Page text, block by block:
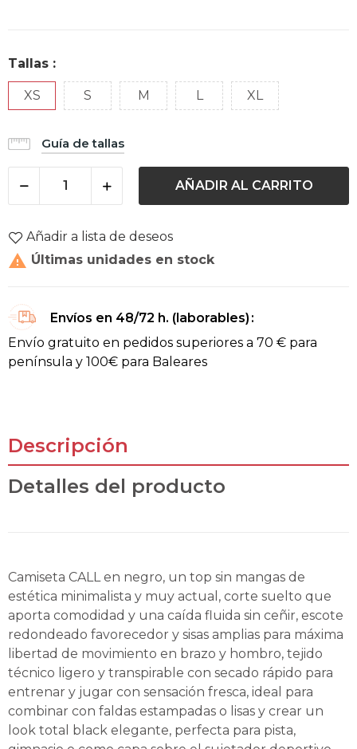
Tallas :
XS S M L XL
Guía de tallas
AÑADIR AL CARRITO
Añadir a lista de deseos
 Últimas unidades en stock
Envíos en 48/72 h. (laborables)
Envío gratuito en pedidos superiores a 70 € para
península y 100€ para Baleares
Descripción
Detalles del producto
Camiseta CALL en negro, un top sin mangas de
estética minimalista y muy actual, corte suelto que
aporta comodidad y una caída fluida sin ceñir, escote
redondeado favorecedor y sisas amplias para máxima
libertad de movimiento en brazo y hombro, tejido
técnico ligero y transpirable con secado rápido para
entrenar y jugar con sensación fresca, ideal para
combinar con faldas estampadas o lisas y crear un
look total black elegante, perfecta para pista,